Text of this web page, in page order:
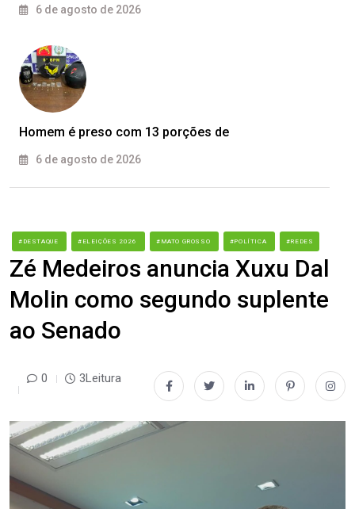
6 de agosto de 2026
Homem é preso com 13 porções de
6 de agosto de 2026
#DESTAQUE #ELEIÇÕES 2026 #MATO GROSSO #POLÍTICA #REDES
Zé Medeiros anuncia Xuxu Dal
Molin como segundo suplente
ao Senado
0 3Leitura